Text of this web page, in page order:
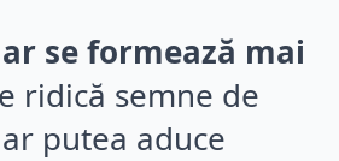
se formează mai
ridică semne de
putea aduce